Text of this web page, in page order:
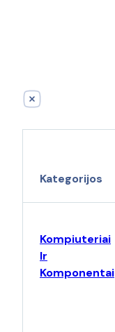
Kategorijos
Kompiuteriai
Ir
Komponentai